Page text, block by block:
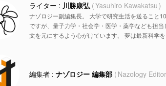
川勝康弘 Yasuhiro Kawakatsu
ナゾロジー副編集長。 大学で研究生活を送ること
ですが、量子力学・社会学・医学・薬学なども担
文を元にするよう心がけています。 夢は最新科学
ナゾロジー 編集部 Nazology Editor